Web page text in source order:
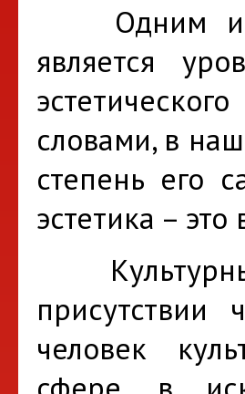
Одним из
является
словами, в
степень его
эстетика –
присутствии
человек